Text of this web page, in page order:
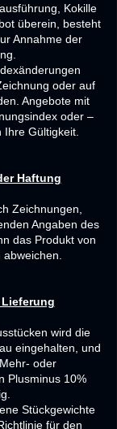
Kokille
überein, besteht
Annahme der
oder auf
Angebote mit
oder –
Gültigkeit.
Haftung
Zeichnungen,
Angaben des
das Produkt von
wird die
eingehalten, und
oder
Plusminus 10%
Stückgewichte
für den